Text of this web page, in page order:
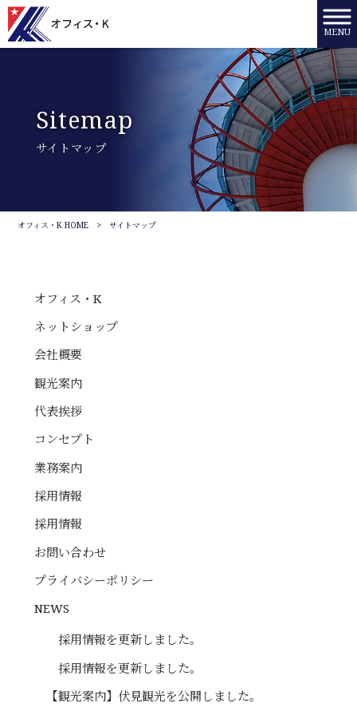
MENU
Sitemap
サイトマップ
オフィス・K HOME > サイトマップ
オフィス・K
ネットショップ
会社概要
観光案内
代表挨拶
コンセプト
業務案内
採用情報
採用情報
お問い合わせ
プライバシーポリシー
NEWS
採用情報を更新しました。
採用情報を更新しました。
【観光案内】伏見観光を公開しました。